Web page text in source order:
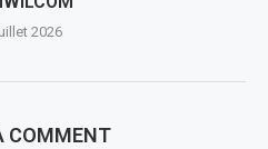
2026
COMMENT